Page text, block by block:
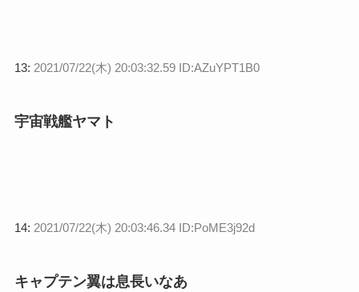
13: 2021/07/22(木) 20:03:32.59 ID:AZuYPT1B0
宇宙戦艦ヤマト
14: 2021/07/22(木) 20:03:46.34 ID:PoME3j92d
キャプテン翼は息長いなあ